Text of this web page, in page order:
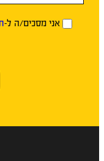
אני מסכים/ה ל-